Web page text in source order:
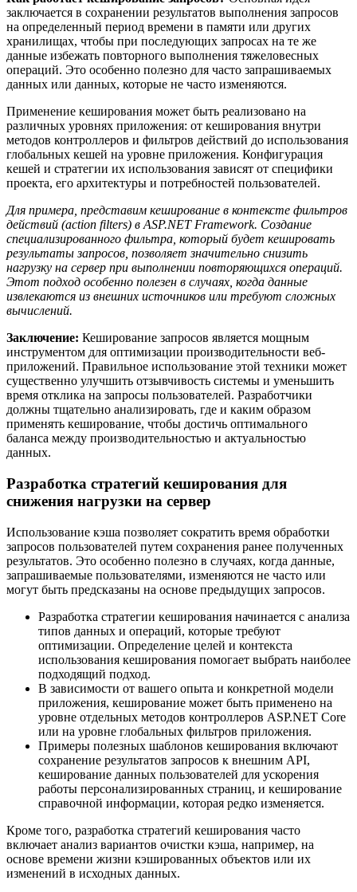
заключается в сохранении результатов выполнения запросов
на определенный период времени в памяти или других
хранилищах, чтобы при последующих запросах на те же
данные избежать повторного выполнения тяжеловесных
операций. Это особенно полезно для часто запрашиваемых
данных или данных, которые не часто изменяются.
Применение кеширования может быть реализовано на
различных уровнях приложения: от кеширования внутри
методов контроллеров и фильтров действий до использования
глобальных кешей на уровне приложения. Конфигурация
кешей и стратегии их использования зависят от специфики
проекта, его архитектуры и потребностей пользователей.
Для примера, представим кеширование в контексте фильтров
действий (action filters) в ASP.NET Framework. Создание
специализированного фильтра, который будет кешировать
результаты запросов, позволяет значительно снизить
нагрузку на сервер при выполнении повторяющихся операций.
Этот подход особенно полезен в случаях, когда данные
извлекаются из внешних источников или требуют сложных
вычислений.
Заключение: Кеширование запросов является мощным
инструментом для оптимизации производительности веб-
приложений. Правильное использование этой техники может
существенно улучшить отзывчивость системы и уменьшить
время отклика на запросы пользователей. Разработчики
должны тщательно анализировать, где и каким образом
применять кеширование, чтобы достичь оптимального
баланса между производительностью и актуальностью
данных.
Разработка стратегий кеширования для
снижения нагрузки на сервер
Использование кэша позволяет сократить время обработки
запросов пользователей путем сохранения ранее полученных
результатов. Это особенно полезно в случаях, когда данные,
запрашиваемые пользователями, изменяются не часто или
могут быть предсказаны на основе предыдущих запросов.
Разработка стратегии кеширования начинается с анализа
типов данных и операций, которые требуют
оптимизации. Определение целей и контекста
использования кеширования помогает выбрать наиболее
подходящий подход.
В зависимости от вашего опыта и конкретной модели
приложения, кеширование может быть применено на
уровне отдельных методов контроллеров ASP.NET Core
или на уровне глобальных фильтров приложения.
Примеры полезных шаблонов кеширования включают
сохранение результатов запросов к внешним API,
кеширование данных пользователей для ускорения
работы персонализированных страниц, и кеширование
справочной информации, которая редко изменяется.
Кроме того, разработка стратегий кеширования часто
включает анализ вариантов очистки кэша, например, на
основе времени жизни кэшированных объектов или их
изменений в исходных данных.